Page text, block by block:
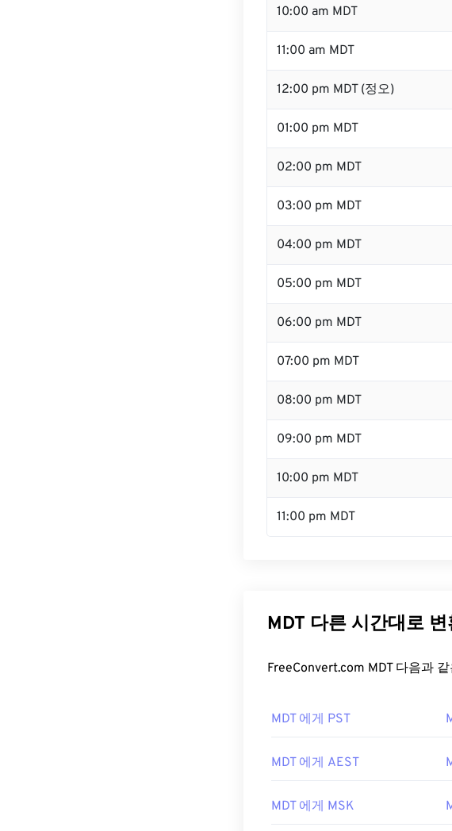
10:00 am MDT
11:00 am MDT
12:00 pm MDT (정오)
01:00 pm MDT
02:00 pm MDT
03:00 pm MDT
04:00 pm MDT
05:00 pm MDT
06:00 pm MDT
07:00 pm MDT
08:00 pm MDT
09:00 pm MDT
10:00 pm MDT
11:00 pm MDT
MDT 다른 시간대로 변
FreeConvert.com MDT 다음과
MDT 에게 PST
MDT 에게 AEST
MDT 에게 MSK